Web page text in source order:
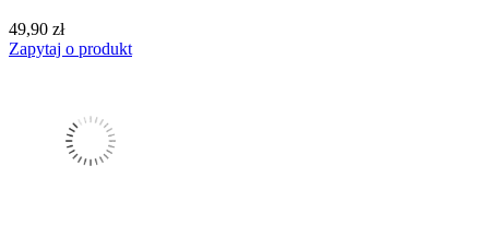
49,90 zł
Zapytaj o produkt